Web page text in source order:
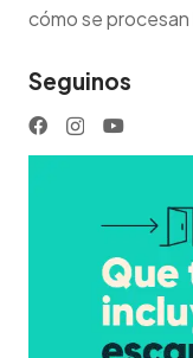
cómo se
Seguinos